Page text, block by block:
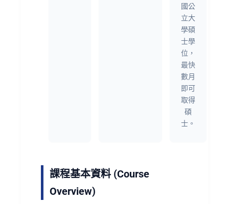
國公
立大
學碩
士學
位，
最快
數月
即可
取得
碩
士。
課程基本資料 (Course
Overview)